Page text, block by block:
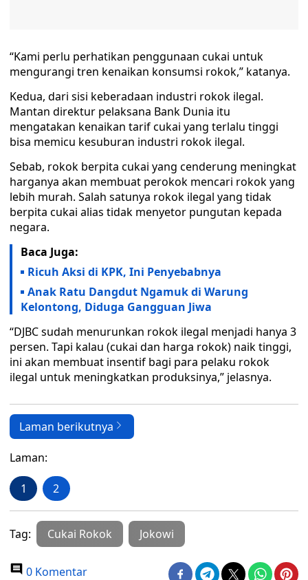
“Kami perlu perhatikan penggunaan cukai untuk
mengurangi tren kenaikan konsumsi rokok,” katanya.
Kedua, dari sisi keberadaan industri rokok ilegal.
Mantan direktur pelaksana Bank Dunia itu
mengatakan kenaikan tarif cukai yang terlalu tinggi
bisa memicu kesuburan industri rokok ilegal.
Sebab, rokok berpita cukai yang cenderung meningkat
harganya akan membuat perokok mencari rokok yang
lebih murah. Salah satunya rokok ilegal yang tidak
berpita cukai alias tidak menyetor pungutan kepada
negara.
Baca Juga:
Ricuh Aksi di KPK, Ini Penyebabnya
Anak Ratu Dangdut Ngamuk di Warung
Kelontong, Diduga Gangguan Jiwa
“DJBC sudah menurunkan rokok ilegal menjadi hanya 3
persen. Tapi kalau (cukai dan harga rokok) naik tinggi,
ini akan membuat insentif bagi para pelaku rokok
ilegal untuk meningkatkan produksinya,” jelasnya.
Laman berikutnya
Laman:
1 2
Tag: Cukai Rokok Jokowi
0 Komentar